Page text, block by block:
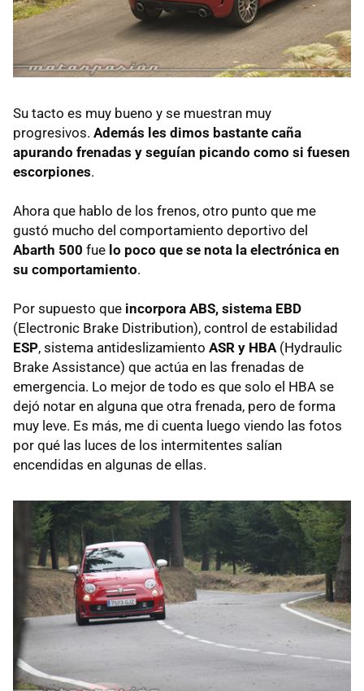
Su tacto es muy bueno y se muestran muy
progresivos. Además les dimos bastante caña
apurando frenadas y seguían picando como si fuesen
escorpiones.
Ahora que hablo de los frenos, otro punto que me
gustó mucho del comportamiento deportivo del
Abarth 500 fue lo poco que se nota la electrónica en
su comportamiento.
Por supuesto que incorpora ABS, sistema EBD
(Electronic Brake Distribution), control de estabilidad
ESP, sistema antideslizamiento ASR y HBA (Hydraulic
Brake Assistance) que actúa en las frenadas de
emergencia. Lo mejor de todo es que solo el HBA se
dejó notar en alguna que otra frenada, pero de forma
muy leve. Es más, me di cuenta luego viendo las fotos
por qué las luces de los intermitentes salían
encendidas en algunas de ellas.